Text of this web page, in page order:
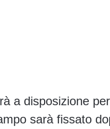
a disposizione
sarà fissato